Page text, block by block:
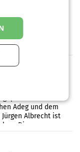
Filialen in
Rahmen einer
in Nieder- und
Standorte liegen
Jürgen
Adeg und dem
Albrecht ist
Die
und der